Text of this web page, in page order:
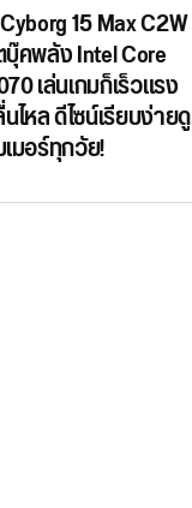
15 Max C2W
บุ๊คพลัง Intel Core
เล่นเกมก็เร็วแรง
ไหล ดีไซน์เรียบง่ายดู
มอร์ทุกวัย!